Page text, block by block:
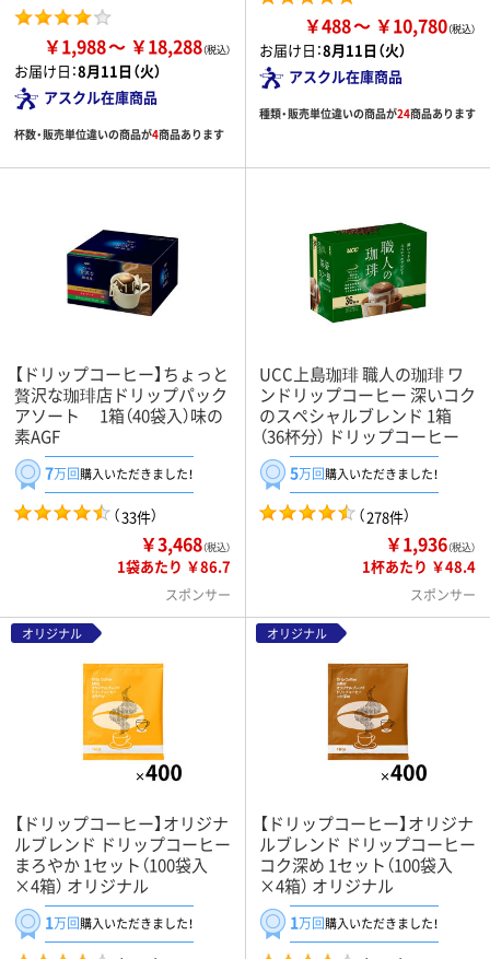
￥1,988 ￥18,288
お届け日：8月11日（火）
アスクル在庫商品
杯数・販売単位違いの商品が4商品あります
￥488 ￥10,780
お届け日：8月11日（火）
アスクル在庫商品
種類・販売単位違いの商品が24商品あります
【ドリップコーヒー】ちょっと
贅沢な珈琲店ドリップパック
アソート 1箱（40袋入）味の
素AGF
7万回購入いただきました！
（33件）
￥3,468（税込）
1袋あたり ￥86.7
スポンサー
UCC上島珈琲 職人の珈琲 ワ
ンドリップコーヒー 深いコク
のスペシャルブレンド 1箱
（36杯分） ドリップコーヒー
5万回購入いただきました！
（278件）
￥1,936（税込）
1杯あたり ￥48.4
スポンサー
オリジナル
【ドリップコーヒー】オリジナ
ルブレンド ドリップコーヒー
まろやか 1セット（100袋入
×4箱） オリジナル
1万回購入いただきました！
オリジナル
【ドリップコーヒー】オリジナ
ルブレンド ドリップコーヒー
コク深め 1セット（100袋入
×4箱） オリジナル
1万回購入いただきました！